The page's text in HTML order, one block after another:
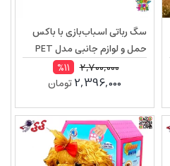
سگ رباتی اسباب‌بازی با باکس
حمل و لوازم جانبی مدل PET
WORLD – موزیکال و متحرک
2,700,000
%11
2,396,000تومان